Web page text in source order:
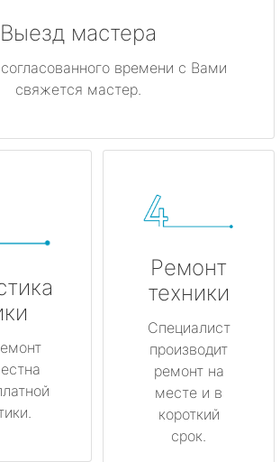
Выезд мастера
времени с Вами
свяжется мастер.
Ремонт
техники
Специалист
производит
ремонт на
месте и в
короткий
срок.